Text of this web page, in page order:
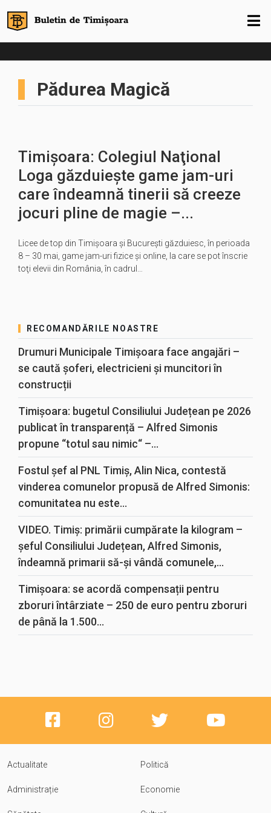
Pădurea Magică
Timișoara: Colegiul Naţional
Loga găzduiește game jam-uri
care îndeamnă tinerii să creeze
jocuri pline de magie –...
Licee de top din Timişoara şi Bucureşti găzduiesc, în perioada
8 – 30 mai, game jam-uri fizice şi online, la care se pot înscrie
toţi elevii din România, în cadrul…
RECOMANDĂRILE NOASTRE
Drumuri Municipale Timișoara face angajări –
se caută șoferi, electricieni și muncitori în
construcții
Timișoara: bugetul Consiliului Județean pe 2026
publicat în transparență – Alfred Simonis
propune “totul sau nimic“ –...
Fostul șef al PNL Timiș, Alin Nica, contestă
vinderea comunelor propusă de Alfred Simonis:
comunitatea nu este...
VIDEO. Timiș: primării cumpărate la kilogram –
șeful Consiliului Județean, Alfred Simonis,
îndeamnă primarii să-și vândă comunele,...
Timișoara: se acordă compensații pentru
zboruri întârziate – 250 de euro pentru zboruri
de până la 1.500...
Actualitate Politică
Administrație Economie